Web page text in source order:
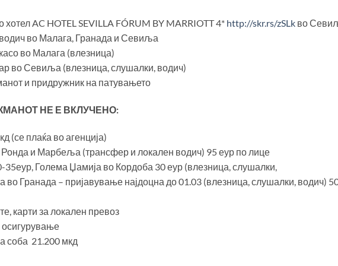
хотел AC HOTEL SEVILLA FÓRUM BY MARRIOTT 4* http://skr.rs/zSLk во
во Малага, Гранада и Севиља
во Малага (влезница)
во Севиља (влезница, слушалки, водич)
и придружник на патувањето
НЕ Е ВКЛУЧЕНО:
(се плаќа во агенција)
Ронда и Марбеља (трансфер и локален водич) 95 еур по лице
Голема Џамија во Кордоба 30 еур (влезница, слушалки,
во Гранада – пријавување најдоцна до 01.03 (влезница, слушалки, водич)
карти за локален превоз
осигурување
соба 21.200 мкд